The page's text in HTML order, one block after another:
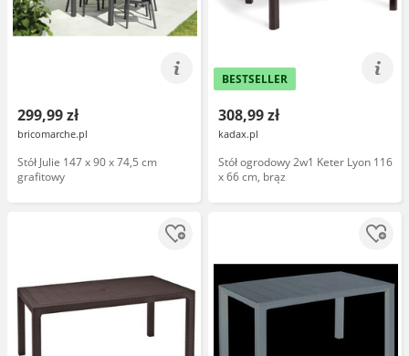
299,99 zł
bricomarche.pl
Stół Julie 147 x 90 x 74,5 cm
grafitowy
BESTSELLER
308,99 zł
kadax.pl
Stół ogrodowy 2w1 Keter Lyon 116
x 66 cm, brąz